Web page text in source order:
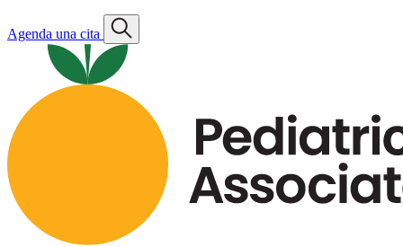
Agenda una cita